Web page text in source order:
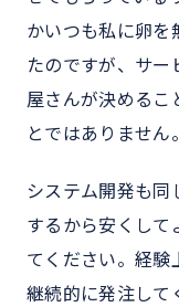
かいつも私に卵を
たのですが、サー
屋さんが決めるこ
とではありません。
システム開発も同
するから安くして
てください。経験
継続的に発注して